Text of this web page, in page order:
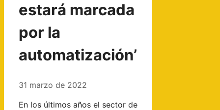
estará marcada
por la
automatización’
31 marzo de 2022
En los últimos años el sector de